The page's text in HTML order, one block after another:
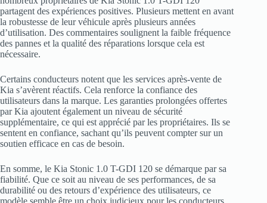
partagent des expériences positives. Plusieurs mettent en avant
la robustesse de leur véhicule après plusieurs années
d’utilisation. Des commentaires soulignent la faible fréquence
des pannes et la qualité des réparations lorsque cela est
nécessaire.
Certains conducteurs notent que les services après-vente de
Kia s’avèrent réactifs. Cela renforce la confiance des
utilisateurs dans la marque. Les garanties prolongées offertes
par Kia ajoutent également un niveau de sécurité
supplémentaire, ce qui est apprécié par les propriétaires. Ils se
sentent en confiance, sachant qu’ils peuvent compter sur un
soutien efficace en cas de besoin.
En somme, le Kia Stonic 1.0 T-GDI 120 se démarque par sa
fiabilité. Que ce soit au niveau de ses performances, de sa
durabilité ou des retours d’expérience des utilisateurs, ce